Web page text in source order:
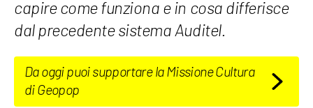
capire come funziona e in cosa differisce
dal precedente sistema Auditel.
Da oggi puoi supportare la Missione Cultura
di Geopop